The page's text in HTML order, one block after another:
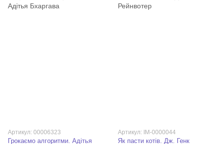
Артикул: 00006323
Грокаємо алгоритми. Адітья
Артикул: IM-0000044
Як пасти котів. Дж. Генк